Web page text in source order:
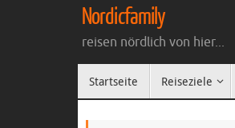
Nordicfamily
reisen nördlich von hier...
Inhalt
Startseite Reiseziele